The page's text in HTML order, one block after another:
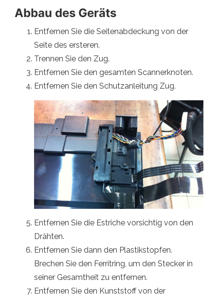
Abbau des Geräts
Entfernen Sie die Seitenabdeckung von der
Seite des ersteren.
Trennen Sie den Zug.
Entfernen Sie den gesamten Scannerknoten.
Entfernen Sie den Schutzanleitung Zug.
Entfernen Sie die Estriche vorsichtig von den
Drähten.
Entfernen Sie dann den Plastikstopfen.
Brechen Sie den Ferritring, um den Stecker in
seiner Gesamtheit zu entfernen.
Entfernen Sie den Kunststoff von der